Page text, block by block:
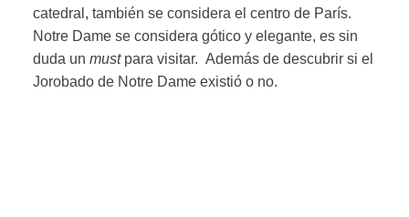
catedral, también se considera el centro de París.
Notre Dame se considera gótico y elegante, es sin
duda un mustpara visitar. Además de descubrir si el
Jorobado de Notre Dame existió o no.